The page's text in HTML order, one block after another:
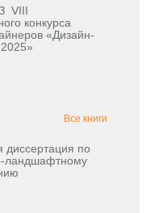
VIII
конкурса
«Дизайн-
Все книги
диссертация по
ландшафтному